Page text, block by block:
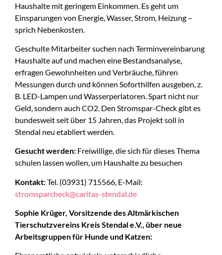
Haushalte mit geringem Einkommen. Es geht um
Einsparungen von Energie, Wasser, Strom, Heizung –
sprich Nebenkosten.
Geschulte Mitarbeiter suchen nach Terminvereinbarung
Haushalte auf und machen eine Bestandsanalyse,
erfragen Gewohnheiten und Verbräuche, führen
Messungen durch und können Soforthilfen ausgeben, z.
B. LED-Lampen und Wasserperlatoren. Spart nicht nur
Geld, sondern auch CO2. Den Stromspar-Check gibt es
bundesweit seit über 15 Jahren, das Projekt soll in
Stendal neu etabliert werden.
Gesucht werden: Freiwillige, die sich für dieses Thema
schulen lassen wollen, um Haushalte zu besuchen
Kontakt:Tel. (03931) 715566, E-Mail:
stromsparcheck@caritas-stendal.de
Sophie Krüger, Vorsitzende des Altmärkischen
Tierschutzvereins Kreis Stendal e.V., über neue
Arbeitsgruppen für Hunde und Katzen: